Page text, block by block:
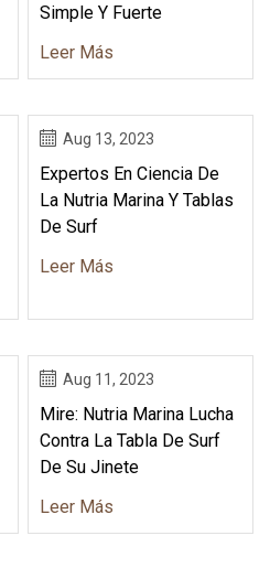
Simple Y Fuerte
Leer Más
Aug 13, 2023
Expertos En Ciencia De
La Nutria Marina Y Tablas
De Surf
Leer Más
Aug 11, 2023
Mire: Nutria Marina Lucha
Contra La Tabla De Surf
De Su Jinete
Leer Más